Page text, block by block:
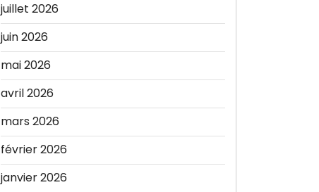
juillet 2026
juin 2026
mai 2026
avril 2026
mars 2026
février 2026
janvier 2026